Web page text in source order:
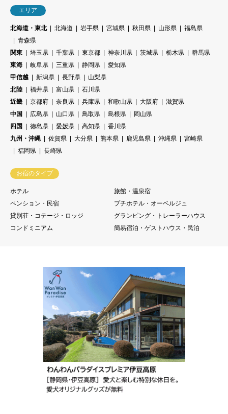
エリア
北海道・東北 北海道 岩手県 宮城県 秋田県 山形県
福島県
青森県
関東
埼玉県 千葉県 東京都 神奈川県 茨城県 栃木県
群馬県
東海
岐阜県 三重県 静岡県
愛知県
甲信越
新潟県 長野県
山梨県
北陸
福井県 富山県
石川県
近畿
京都府 奈良県 兵庫県 和歌山県 大阪府
滋賀県
中国
広島県 山口県 鳥取県 島根県
岡山県
四国
徳島県 愛媛県 高知県
香川県
九州・沖縄
佐賀県 大分県 熊本県 鹿児島県 沖縄県
宮崎県
福岡県
長崎県
お宿のタイプ
ホテル
旅館・温泉宿
ペンション・民宿
プチホテル・オーベルジュ
貸別荘・コテージ・ロッジ
グランピング・トレーラーハウス
コンドミニアム
簡易宿泊・ゲストハウス・民泊